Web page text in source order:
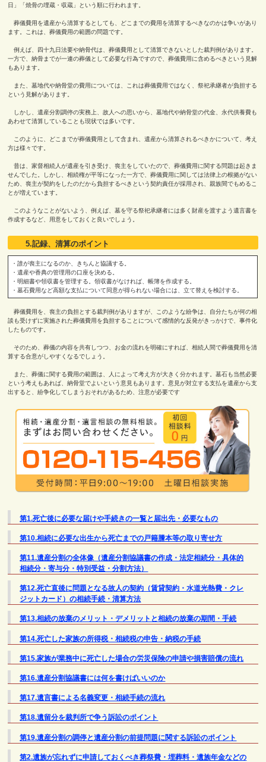
日」「焼骨の埋蔵・収蔵」という順に行われます。
葬儀費用を遺産から清算するとしても、どこまでの費用を清算するべきなのかは争いがあり
ます。これは、葬儀費用の範囲の問題です。
例えば、四十九日法要や納骨代は、葬儀費用として清算できないとした裁判例があります。
一方で、納骨までが一連の葬儀として必要な行為ですので、葬儀費用に含めるべきという見解
もあります。
また、墓地代や納骨堂の費用については、これは葬儀費用ではなく、祭祀承継者が負担する
という見解があります。
しかし、遺産分割調停の実務上、故人への思いから、墓地代や納骨堂の代金、永代供養費も
あわせて清算していることも現状では多いです。
このように、どこまでが葬儀費用として含まれ、遺産から清算されるべきかについて、考え
方は様々です。
昔は、家督相続人が遺産を引き受け、喪主をしていたので、葬儀費用に関する問題は起きま
せんでした。しかし、相続権が平等になった一方で、葬儀費用に関しては法律上の根拠がない
ため、喪主が契約をしたのだから負担するべきという契約責任が採用され、親族間でもめるこ
とが増えています。
このようなことがないよう、例えば、墓を守る祭祀承継者には多く財産を渡すよう遺言書を
作成するなど、用意をしておくと良いでしょう。
5.記録、清算のポイント
・誰が喪主になるのか、きちんと協議する。
・遺産や香典の管理用の口座を決める。
・明細書や領収書を管理する。領収書がなければ、帳簿を作成する。
・墓石費用など高額な支払について同意が得られない場合には、立て替えを検討する。
葬儀費用を、喪主の負担とする裁判例がありますが、このような紛争は、自分たちが何の相
談も受けずに実施された葬儀費用を負担することについて感情的な反発がきっかけで、事件化
したものです。
そのため、葬儀の内容を共有しつつ、お金の流れを明確にすれば、相続人間で葬儀費用を清
算する合意がしやすくなるでしょう。
また、葬儀に関する費用の範囲は、人によって考え方が大きく分かれます。墓石も当然必要
という考えもあれば、納骨堂でよいという意見もあります。意見が対立する支払を遺産から支
出すると、紛争化してしまうおそれがあるため、注意が必要です
第1.死亡後に必要な届けや手続きの一覧と届出先・必要なもの
第10.相続に必要な出生から死亡までの戸籍謄本等の取り寄せ方
第11.遺産分割の全体像（遺産分割協議書の作成・法定相続分・具体的
相続分・寄与分・特別受益・分割方法）
第12.死亡直後に問題となる故人の契約（賃貸契約・水道光熱費・クレ
ジットカード）の相続手続・清算方法
第13.相続の放棄のメリット・デメリットと相続の放棄の期間・手続
第14.死亡した家族の所得税・相続税の申告・納税の手続
第15.家族が業務中に死亡した場合の労災保険の申請や損害賠償の流れ
第16.遺産分割協議書には何を書けばいいのか
第17.遺言書による名義変更・相続手続の流れ
第18.遺留分を裁判所で争う訴訟のポイント
第19.遺産分割の調停と遺産分割の前提問題に関する訴訟のポイント
第2.遺族が忘れずに申請しておくべき葬祭費・埋葬料・遺族年金などの